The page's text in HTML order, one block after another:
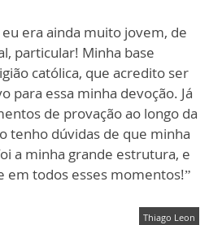
era ainda muito jovem, de
particular! Minha base
católica, que acredito ser
para essa minha devoção. Já
de provação ao longo da
tenho dúvidas de que minha
a minha grande estrutura, e
em todos esses momentos!”
Thiago Leon